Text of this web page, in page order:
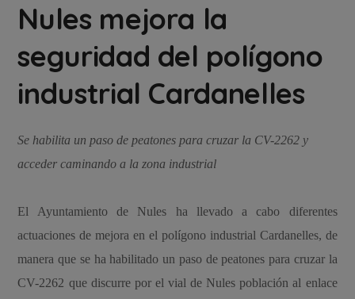
Nules mejora la
seguridad del polígono
industrial Cardanelles
Se habilita un paso de peatones para cruzar la CV-2262 y
acceder caminando a la zona industrial
El Ayuntamiento de Nules ha llevado a cabo diferentes
actuaciones de mejora en el polígono industrial Cardanelles, de
manera que se ha habilitado un paso de peatones para cruzar la
CV-2262 que discurre por el vial de Nules población al enlace